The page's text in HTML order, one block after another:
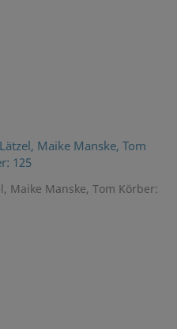
Maike Manske, Tom Körber: